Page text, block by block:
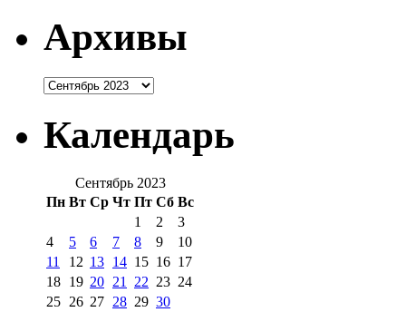
Архивы
Архивы
Календарь
Сентябрь 2023
Пн Вт Ср Чт Пт Сб Вс
1
2
3
4
5 6 7 8 9
10
11
12 13 14 15 16 17
18 19 20 21 22 23 24
25 26 27 28 29 30